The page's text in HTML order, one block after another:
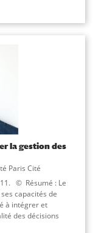
la gestion des
Paris Cité
© Résumé : Le
capacités de
à intégrer et
des décisions